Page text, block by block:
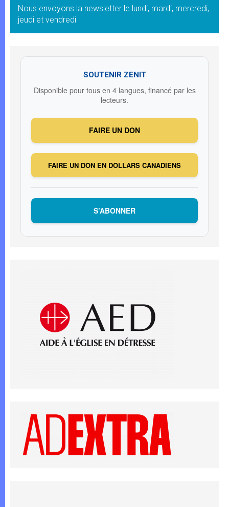
Nous envoyons la newsletter le lundi, mardi, mercredi,
jeudi et vendredi
SOUTENIR ZENIT
Disponible pour tous en 4 langues, financé par les
lecteurs.
FAIRE UN DON
FAIRE UN DON EN DOLLARS CANADIENS
S’ABONNER